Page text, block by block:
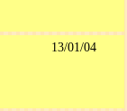
13/01/04